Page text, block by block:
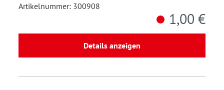
Artikelnummer: 300908
1,00 €
Details anzeigen